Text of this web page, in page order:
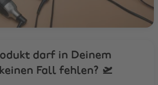
darf in Deinem
Fall fehlen? 🛫